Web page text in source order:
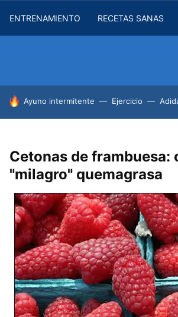
ENTRENAMIENTO RECETAS SANAS
HOY SE HABLA DE
Ayuno intermitente Ejercicio
Cetonas de frambuesa:
"milagro" quemagrasa